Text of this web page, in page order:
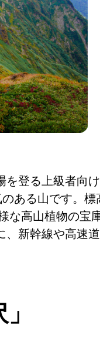
を登る上級者向
ある山です。標
な高山植物の宝
、新幹線や高速